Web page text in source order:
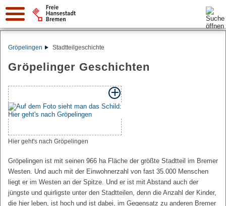
Suche:
Gröpelingen Stadtteilgeschichte
Gröpelinger Geschichten
Hier geht's nach Gröpelingen
Gröpelingen ist mit seinen 966 ha Fläche der größte Stadtteil im Bremer
Westen. Und auch mit der Einwohnerzahl von fast 35.000 Menschen
liegt er im Westen an der Spitze. Und er ist mit Abstand auch der
jüngste und quirligste unter den Stadtteilen, denn die Anzahl der Kinder,
die hier leben, ist hoch und ist dabei, im Gegensatz zu anderen Bremer